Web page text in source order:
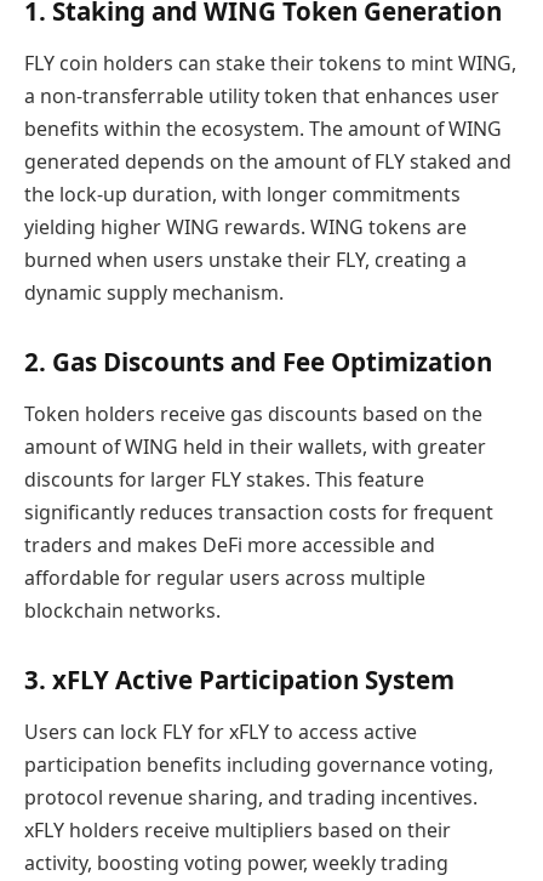
1. Staking and WING Token Generation
FLY coin holders can stake their tokens to mint WING,
a non-transferrable utility token that enhances user
benefits within the ecosystem. The amount of WING
generated depends on the amount of FLY staked and
the lock-up duration, with longer commitments
yielding higher WING rewards. WING tokens are
burned when users unstake their FLY, creating a
dynamic supply mechanism.
2. Gas Discounts and Fee Optimization
Token holders receive gas discounts based on the
amount of WING held in their wallets, with greater
discounts for larger FLY stakes. This feature
significantly reduces transaction costs for frequent
traders and makes DeFi more accessible and
affordable for regular users across multiple
blockchain networks.
3. xFLY Active Participation System
Users can lock FLY for xFLY to access active
participation benefits including governance voting,
protocol revenue sharing, and trading incentives.
xFLY holders receive multipliers based on their
activity, boosting voting power, weekly trading